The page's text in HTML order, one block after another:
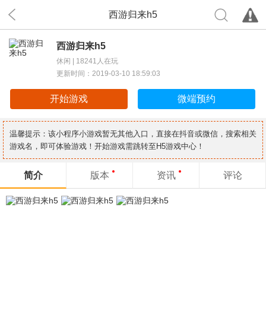
西游归来h5
西游归来h5
休闲 | 18241人在玩
更新时间：2019-03-10 18:59:03
开始游戏 微端预约
温馨提示：该小程序小游戏暂无其他入口，直接在抖音或微信，搜索相关
游戏名，即可体验游戏！开始游戏需跳转至H5游戏中心！
简介 版本 资讯 评论